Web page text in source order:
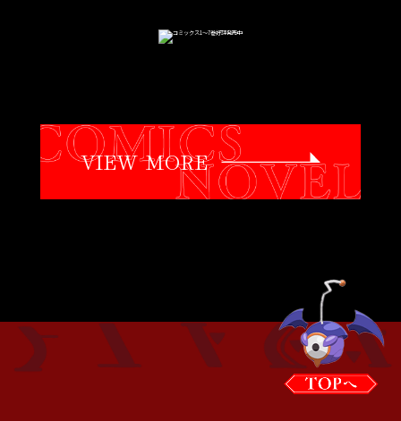
VIEW MORE